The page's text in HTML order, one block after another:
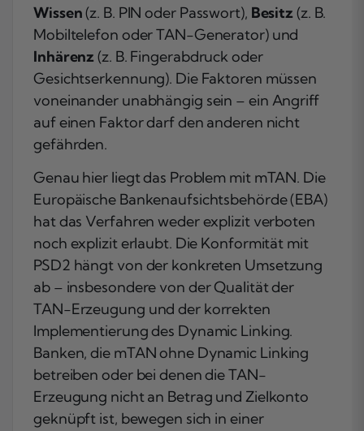
Wissen(z. B. PIN oder Passwort), Besitz (z. B.
Mobiltelefon oder TAN-Generator) und
Inhärenz (z. B. Fingerabdruck oder
Gesichtserkennung). Die Faktoren müssen
voneinander unabhängig sein – ein Angriff
auf einen Faktor darf den anderen nicht
gefährden.
Genau hier liegt das Problem mit mTAN. Die
Europäische Bankenaufsichtsbehörde (EBA)
hat das Verfahren weder explizit verboten
noch explizit erlaubt. Die Konformität mit
PSD2 hängt von der konkreten Umsetzung
ab – insbesondere von der Qualität der
TAN-Erzeugung und der korrekten
Implementierung des Dynamic Linking.
Banken, die mTAN ohne Dynamic Linking
betreiben oder bei denen die TAN-
Erzeugung nicht an Betrag und Zielkonto
geknüpft ist, bewegen sich in einer